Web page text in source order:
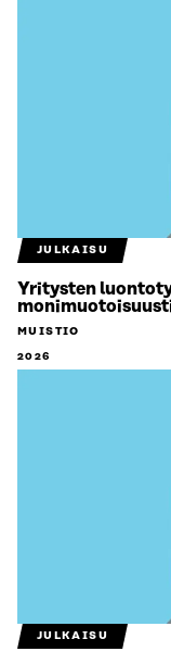
JULKAISU
Yritysten
MUISTIO
2026
JULKAISU